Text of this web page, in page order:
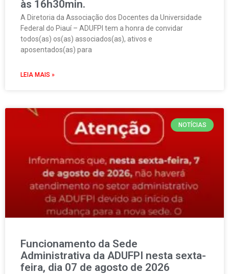
às 16h30min.
A Diretoria da Associação dos Docentes da Universidade
Federal do Piauí – ADUFPI tem a honra de convidar
todos(as) os(as) associados(as), ativos e
aposentados(as) para
LEIA MAIS »
NOTÍCIAS
Funcionamento da Sede
Administrativa da ADUFPI nesta sexta-
feira, dia 07 de agosto de 2026